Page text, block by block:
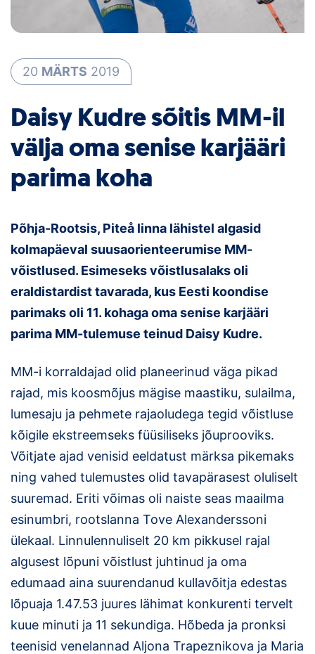
Kontakt
EOL
Galerii
Kaardid
Kalender
Tule klubisse!
Tulemused
Dokumendid
Klubid
Suletud maastikud
Püsirajad
Ajalugu
Koolitused
OTSI
20 MÄRTS 2019
Daisy Kudre sõitis MM-il
välja oma senise karjääri
parima koha
Põhja-Rootsis, Piteå linna lähistel algasid
kolmapäeval suusaorienteerumise MM-
võistlused. Esimeseks võistlusalaks oli
eraldistardist tavarada, kus Eesti koondise
parimaks oli 11. kohaga oma senise karjääri
parima MM-tulemuse teinud Daisy Kudre.
MM-i korraldajad olid planeerinud väga pikad
rajad, mis koosmõjus mägise maastiku, sulailma,
lumesaju ja pehmete rajaoludega tegid võistluse
kõigile ekstreemseks füüsiliseks jõuprooviks.
Võitjate ajad venisid eeldatust märksa pikemaks
ning vahed tulemustes olid tavapärasest oluliselt
suuremad. Eriti võimas oli naiste seas maailma
esinumbri, rootslanna Tove Alexanderssoni
ülekaal. Linnulennuliselt 20 km pikkusel rajal
algusest lõpuni võistlust juhtinud ja oma
edumaad aina suurendanud kullavõitja edestas
lõpuaja 1.47.53 juures lähimat konkurenti tervelt
kuue minuti ja 11 sekundiga. Hõbeda ja pronksi
teenisid venelannad Aljona Trapeznikova ja Maria